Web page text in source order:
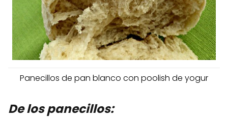
Panecillos de pan blanco con poolish de yogur
De los panecillos: